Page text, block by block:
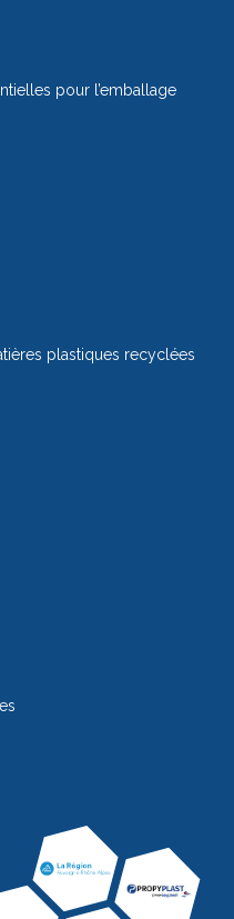
pour l’emballage​
plastiques recyclées